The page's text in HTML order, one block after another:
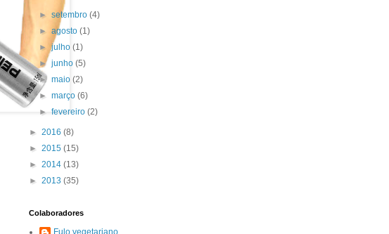
►setembro(4)
►agosto(1)
►julho(1)
►junho(5)
►maio(2)
►março(6)
►fevereiro(2)
► 2016 (8)
► 2015 (15)
► 2014 (13)
► 2013 (35)
Colaboradores
Fulo vegetariano